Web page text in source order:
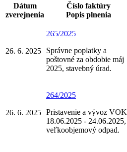
Dátum
zverejnenia
Číslo faktúry
Popis plnenia
26. 6. 2025
265/2025
Správne poplatky a
poštovné za obdobie máj
2025, stavebný úrad.
26. 6. 2025
264/2025
Pristavenie a vývoz VOK
18.06.2025 - 24.06.2025,
veľkoobjemový odpad.